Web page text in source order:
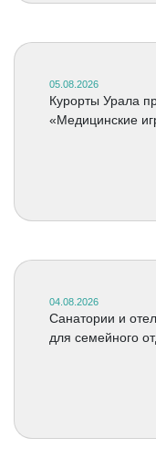
05.08.2026
Курорты Урала
«Медицинские
04.08.2026
Санатории и
для семейного